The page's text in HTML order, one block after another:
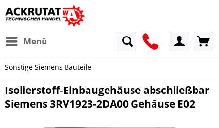
Menü
Sonstige Siemens Bauteile
Isolierstoff-Einbaugehäuse abschließbar
Siemens 3RV1923-2DA00 Gehäuse E02